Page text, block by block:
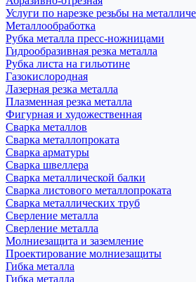
Услуги по нарезке резьбы на
Металлообработка
Рубка металла пресс-ножницами
Гидрообразивная резка металла
Рубка листа на гильотине
Газокислородная
Лазерная резка металла
Плазменная резка металла
Фигурная и художественная
Сварка металлов
Сварка металлопроката
Сварка арматуры
Сварка швеллера
Сварка металлической балки
Сварка листового металлопроката
Сварка металлических труб
Сверление металла
Сверление металла
Молниезащита и заземление
Проектирование молниезащиты
Гибка металла
Гибка металла